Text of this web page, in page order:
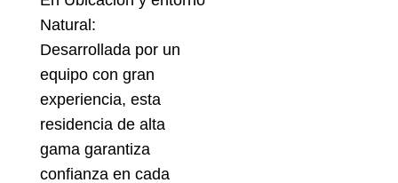
Natural:
Desarrollada por un
equipo con gran
experiencia, esta
residencia de alta
gama garantiza
confianza en cada